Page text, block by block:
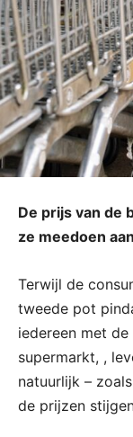
De prijs van de
ze meedoen
Terwijl de
tweede pot
iedereen met
supermarkt, ,
natuurlijk –
de prijzen